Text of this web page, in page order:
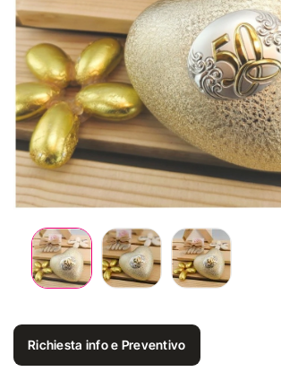
Richiesta info e Preventivo